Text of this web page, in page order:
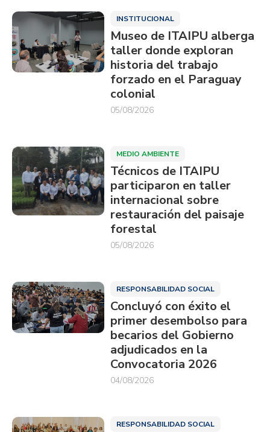
INSTITUCIONAL
Museo de ITAIPU alberga
taller donde exploran
historia del trabajo
forzado en el Paraguay
colonial
05/08/2026
MEDIO AMBIENTE
Técnicos de ITAIPU
participaron en taller
internacional sobre
restauración del paisaje
forestal
05/08/2026
RESPONSABILIDAD SOCIAL
Concluyó con éxito el
primer desembolso para
becarios del Gobierno
adjudicados en la
Convocatoria 2026
04/08/2026
RESPONSABILIDAD SOCIAL